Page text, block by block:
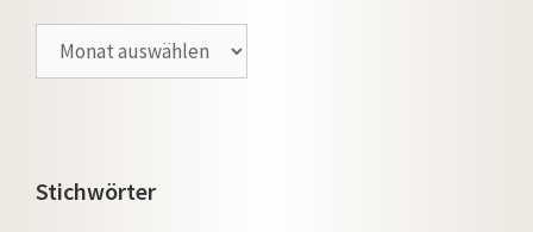
Presseartikel
Stichwörter